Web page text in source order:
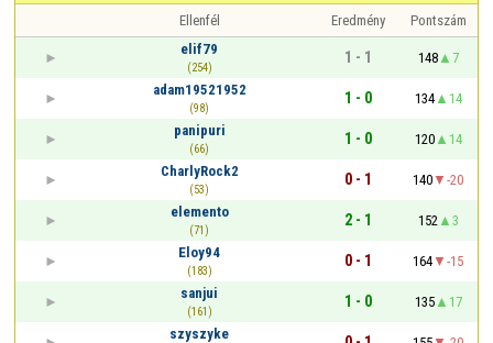
Ellenfél Eredmény
Pontszám
elif79
(254)
1 - 1 148
7
adam19521952
(98)
1 - 0 134
14
panipuri
(66)
1 - 0 120
14
CharlyRock2
(53)
0 - 1 140
-20
elemento
(71)
2 - 1 152
3
Eloy94
(183)
0 - 1 164
-15
sanjui
(161)
1 - 0 135
17
szyszyke